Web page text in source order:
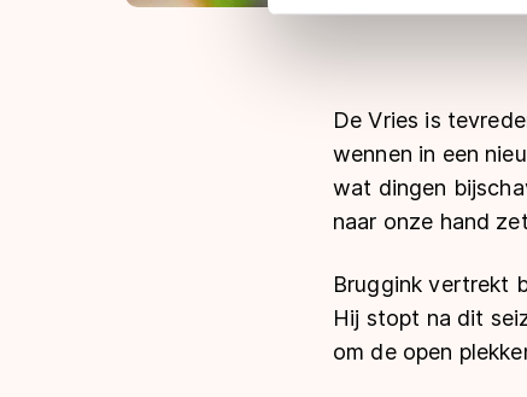
adequaat
De Vries is
wennen in een
wat dingen
naar onze hand
Bruggink vertrekt
Hij stopt na dit
om de open